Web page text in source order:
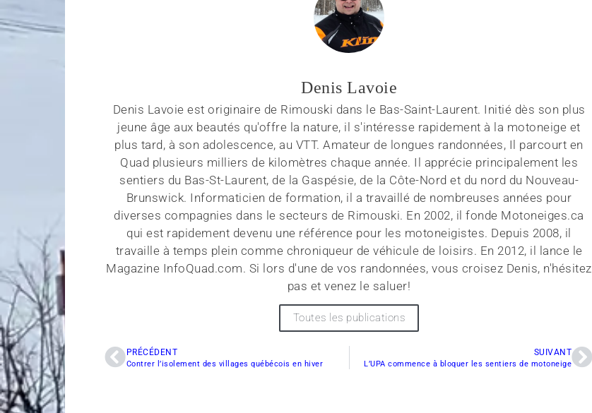
Denis Lavoie
Denis Lavoie est originaire de Rimouski dans le Bas-Saint-Laurent. Initié dès son plus
jeune âge aux beautés qu'offre la nature, il s'intéresse rapidement à la motoneige et
plus tard, à son adolescence, au VTT. Amateur de longues randonnées, Il parcourt en
Quad plusieurs milliers de kilomètres chaque année. Il apprécie principalement les
sentiers du Bas-St-Laurent, de la Gaspésie, de la Côte-Nord et du nord du Nouveau-
Brunswick. Informaticien de formation, il a travaillé de nombreuses années pour
diverses compagnies dans le secteurs de Rimouski. En 2002, il fonde Motoneiges.ca
qui est rapidement devenu une référence pour les motoneigistes. Depuis 2008, il
travaille à temps plein comme chroniqueur de véhicule de loisirs. En 2012, il lance le
Magazine InfoQuad.com. Si lors d'une de vos randonnées, vous croisez Denis, n'hésitez
pas et venez le saluer!
Toutes les publications
PRÉCÉDENT
Contrer l’isolement des villages québécois en hiver
SUIVANT
L’UPA commence à bloquer les sentiers de motoneige